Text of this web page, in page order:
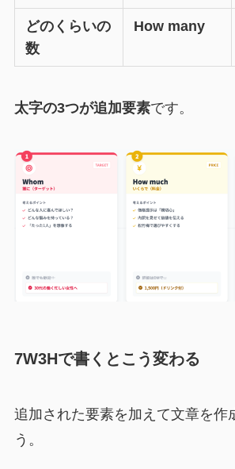
どのくらいの
数
How many
太字の3つが追加要素です。
7W3Hで書くとこう変わる
追加された要素を加えて文章を作
う。